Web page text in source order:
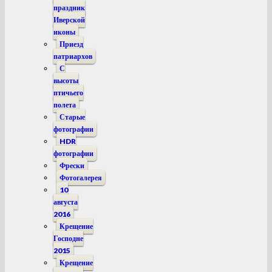
праздник
Иверской
иконы
Приезд
патриархов
С
высоты
птичьего
полета
Старые
фотографии
HDR
фотографии
Фрески
Фотогалерея
10
августа
2016
Крещение
Господне
2015
Крещение